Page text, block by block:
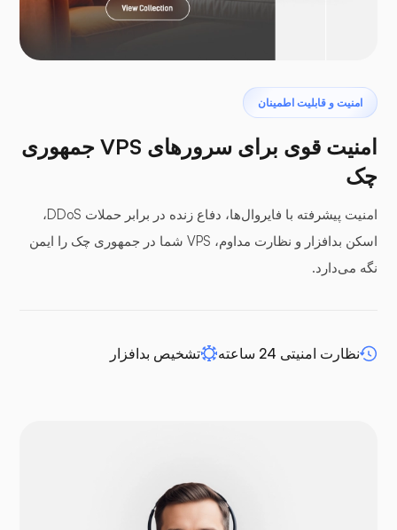
پتروداکتیل
پنل‌های بافر
افزونه WP-extendify
امنیت و قابلیت اطمینان
امنیت قوی برای سرورهای VPS جمهوری
چک
امنیت پیشرفته با فایروال‌ها، دفاع زنده در برابر حملات DDoS،
اسکن بدافزار و نظارت مداوم، VPS شما در جمهوری چک را ایمن
نگه می‌دارد.
نظارت امنیتی 24 ساعته تشخیص بدافزار